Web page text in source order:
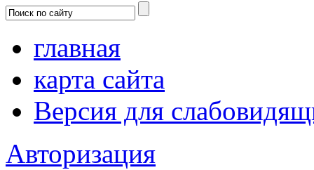
главная
карта сайта
Версия для
Авторизация